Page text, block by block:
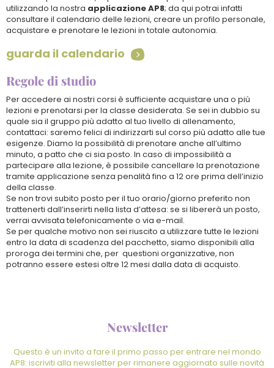
utilizzando la nostra applicazione AP8; da qui potrai infatti
consultare il calendario delle lezioni, creare un profilo personale,
acquistare e prenotare le lezioni in totale autonomia.
guarda il calendario 
Regole di studio
Per accedere ai nostri corsi è sufficiente acquistare una o più
lezioni e prenotarsi per la classe desiderata. Se sei in dubbio su
quale sia il gruppo più adatto al tuo livello di allenamento,
contattaci: saremo felici di indirizzarti sul corso più adatto alle tue
esigenze. Diamo la possibilità di prenotare anche all’ultimo
minuto, a patto che ci sia posto. In caso di impossibilità a
partecipare alla lezione, è possibile cancellare la prenotazione
tramite applicazione senza penalità fino a 12 ore prima dell’inizio
della classe.
Se non trovi subito posto per il tuo orario/giorno preferito non
trattenerti dall’inserirti nella lista d’attesa: se si libererà un posto,
verrai avvisata telefonicamente o via e-mail.
Se per qualche motivo non sei riuscito a utilizzare tutte le lezioni
entro la data di scadenza del pacchetto, siamo disponibili alla
proroga dei termini che, per questioni organizzative, non
potranno essere estesi oltre 12 mesi dalla data di acquisto.
Newsletter
Questo è un invito a fare il primo passo per entrare nel mondo
AP8: iscriviti alla newsletter per rimanere aggiornato sulle novità